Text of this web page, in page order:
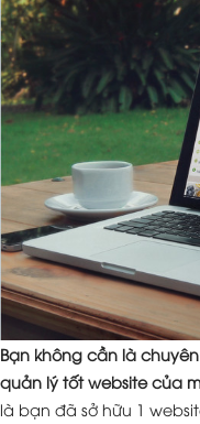
Bạn không cần là
quản lý tốt website của
là bạn đã sở hữu 1